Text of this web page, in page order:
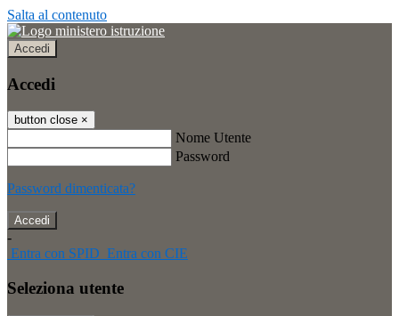
Salta al contenuto
Accedi
Accedi
button close ×
Nome Utente
Password
Password dimenticata?
-
Entra con SPID Entra con CIE
Seleziona utente